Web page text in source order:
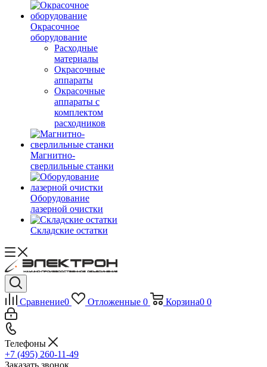
Окрасочное
оборудование
Расходные
материалы
Окрасочные
аппараты
Окрасочные
аппараты с
комплектом
расходников
Магнитно-
сверлильные станки
Оборудование
лазерной очистки
Складские остатки
Сравнение0 Отложенные 0 Корзина0 0
Телефоны
+7 (495) 260-11-49
Заказать звонок